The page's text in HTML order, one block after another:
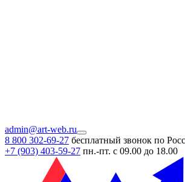
admin@art-web.ru
8 800 302-69-27 бесплатный звонок по
+7 (903) 403-59-27 пн.-пт. с 09.00 до 18.00